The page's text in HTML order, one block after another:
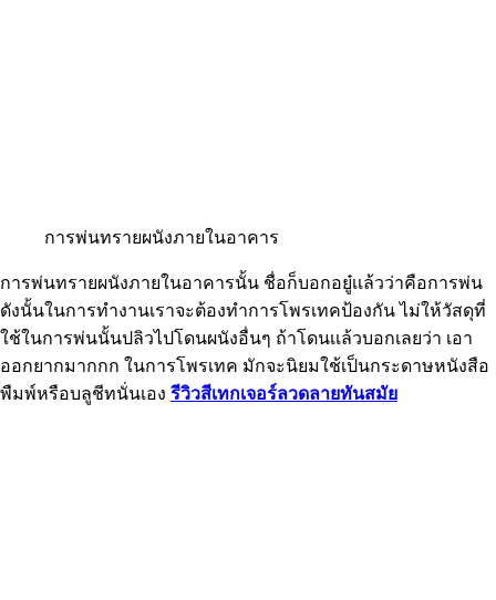
การพ่นทรายผนังภายในอาคาร
การพ่นทรายผนังภายในอาคารนั้น ชื่อก็บอกอยู๋เเล้วว่าคือการพ่น
ดังนั้นในการทำงานเราจะต้องทำการโพรเทคป้องกัน ไม่ให้วัสดุที่
ใช้ในการพ่นนั้นปลิวไปโดนผนังอื่นๆ ถ้าโดนเเล้วบอกเลยว่า เอา
ออกยากมากกก ในการโพรเทค มักจะนิยมใช้เป็นกระดาษหนังสือ
พืมพ์หรือบลูชีทนั่นเอง รีวิวสีเทกเจอร์ลวดลายทันสมัย